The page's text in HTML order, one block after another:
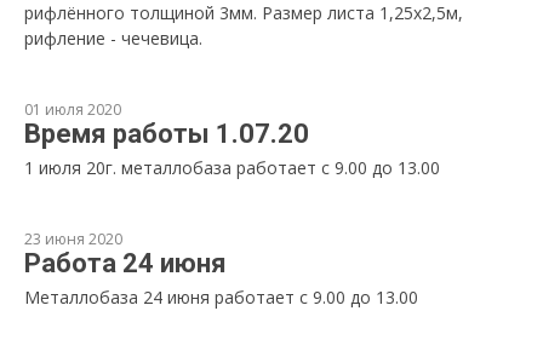
рифлённого толщиной 3мм. Размер листа 1,25х2,5м,
рифление - чечевица.
01 июля 2020
Время работы 1.07.20
1 июля 20г. металлобаза работает с 9.00 до 13.00
23 июня 2020
Работа 24 июня
Металлобаза 24 июня работает с 9.00 до 13.00